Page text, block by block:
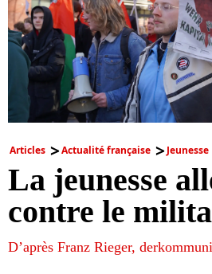
Articles Actualité française Jeunesse
La jeunesse
contre le
D’après Franz Rieger,